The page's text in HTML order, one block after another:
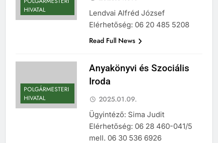
HIVATAL
Lendvai Alfréd József
Elérhetőség: 06 20 485 5208
Read Full News
POLGÁRMESTERI
HIVATAL
Anyakönyvi és Szociális
Iroda
2025.01.09.
Ügyintéző: Sima Judit
Elérhetőség: 06 28 460-041/5
mell. 06 30 536 6926